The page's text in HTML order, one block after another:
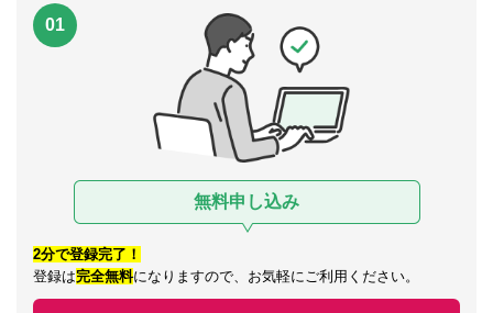
01
無料申し込み
2分で登録完了！
登録は完全無料になりますので、お気軽にご利用ください。